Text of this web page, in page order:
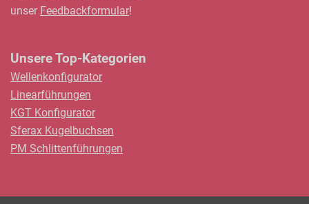
unser Feedbackformular!
Unsere Top-Kategorien
Wellenkonfigurator
Linearführungen
KGT Konfigurator
Sferax Kugelbuchsen
PM Schlittenführungen